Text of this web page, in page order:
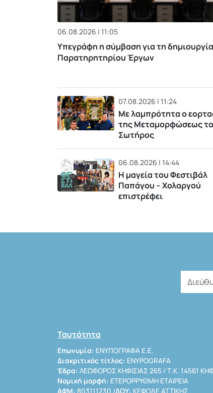
06.08.2026 | 11:05
Υπεγράφη η σύμβαση για τη
Παρατηρητηρίου Έργων
07.08.2026 | 11:24
Με λαμπρότητα ο
της Μεταμορφώσεως
Σωτήρος
06.08.2026 | 14:44
Η μαγεία του Φεστιβάλ
Παπάγου – Χολαργού
επιστρέφει
Ταυτότητα
Επωνυμία: ΕΝΥΠΟΓΡΑΦΑ Ε.Ε.
Διακριτικός τίτλος: ENYPOGRAFA
Έδρα: ΛΕΩΦΟΡΟΣ ΚΗΦΙΣΙΑΣ 265 / Τ.Κ. 14561
Νομική μορφή: ΕΤΕΡΟΡΡΥΘΜΗ ΕΤΑΙΡΕΙΑ
ΑΦΜ: 803111230 /ΔΟΥ: ΚΕΦΟΔΕ ΑΤΤΙΚΗΣ